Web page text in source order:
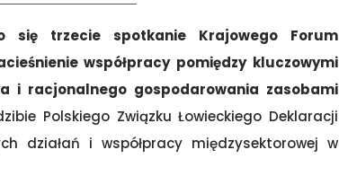
się trzecie spotkanie Krajowego Forum
współpracy pomiędzy kluczowymi
i racjonalnego gospodarowania zasobami
Polskiego Związku Łowieckiego Deklaracji
działań i współpracy międzysektorowej w